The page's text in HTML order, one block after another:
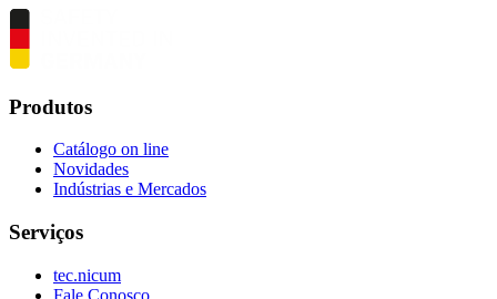
Produtos
Catálogo on line
Novidades
Indústrias e Mercados
Serviços
tec.nicum
Fale Conosco